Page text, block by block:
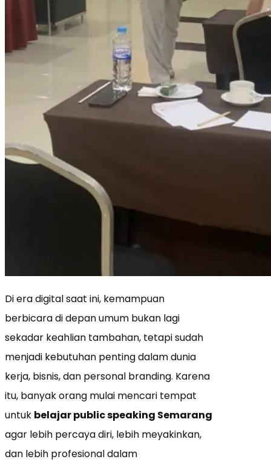
Di era digital saat ini, kemampuan
berbicara di depan umum bukan lagi
sekadar keahlian tambahan, tetapi sudah
menjadi kebutuhan penting dalam dunia
kerja, bisnis, dan personal branding. Karena
itu, banyak orang mulai mencari tempat
untuk belajar public speaking Semarang
agar lebih percaya diri, lebih meyakinkan,
dan lebih profesional dalam